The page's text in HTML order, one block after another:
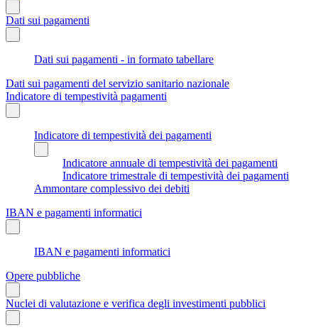
Dati sui pagamenti
Dati sui pagamenti - in formato tabellare
Dati sui pagamenti del servizio sanitario nazionale
Indicatore di tempestività pagamenti
Indicatore di tempestività dei pagamenti
Indicatore annuale di tempestività dei pagamenti
Indicatore trimestrale di tempestività dei pagamenti
Ammontare complessivo dei debiti
IBAN e pagamenti informatici
IBAN e pagamenti informatici
Opere pubbliche
Nuclei di valutazione e verifica degli investimenti pubblici